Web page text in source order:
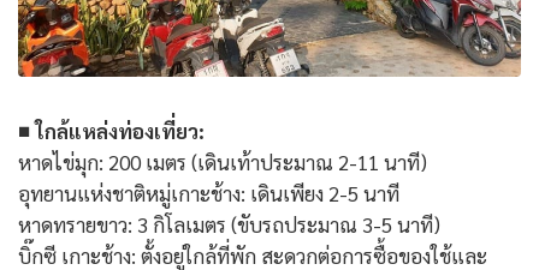
■ ใกล้แหล่งท่องเที่ยว:
หาดไข่มุก: 200 เมตร (เดินเท้าประมาณ 2-11 นาที)
อุทยานแห่งชาติหมู่เกาะช้าง: เดินเพียง 2-5 นาที
หาดทรายขาว: 3 กิโลเมตร (ขับรถประมาณ 3-5 นาที)
บิ๊กซี เกาะช้าง: ตั้งอยู่ใกล้ที่พัก สะดวกต่อการซื้อของใช้และ